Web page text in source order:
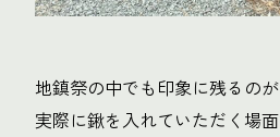
地鎮祭の中でも印象に残るの
実際に鍬を入れていただく場